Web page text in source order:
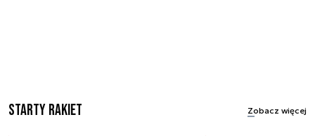
Starty rakiet Zobacz więcej